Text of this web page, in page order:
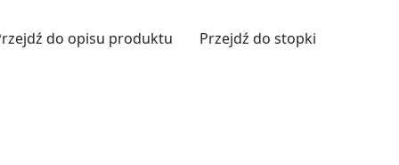
do opisu produktu Przejdź do stopki